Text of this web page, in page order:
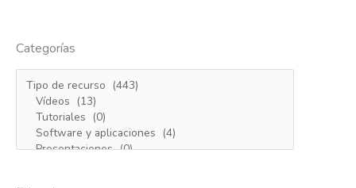
Categorías